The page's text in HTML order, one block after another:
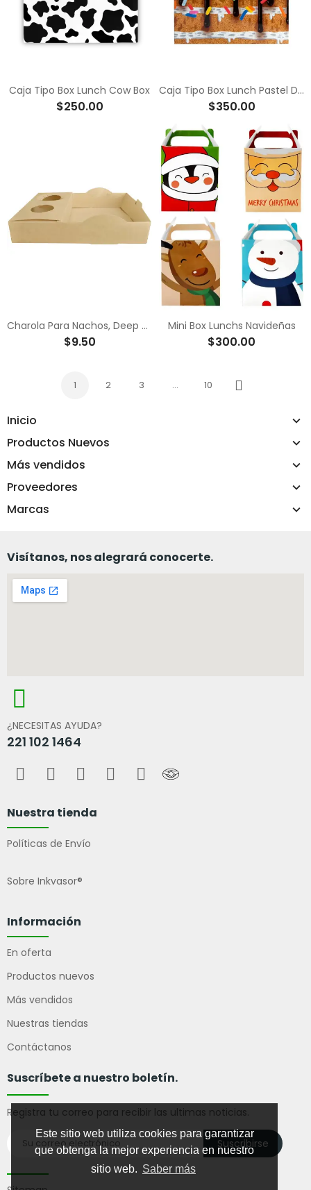
Este sitio web utiliza cookies para garantizar
que obtenga la mejor experiencia en nuestro
sitio web. Saber más
Inicio
Productos Nuevos
Más vendidos
Proveedores
Marcas
Caja Tipo Box Lunch Cow Box
$250.00
Caja Tipo Box Lunch Pastel De Fiesta
$350.00
Charola Para Nachos, Deep Y Refresco
$9.50
Mini Box Lunchs Navideñas
$300.00
1 2 3 … 10
Siguiente
Visítanos, nos alegrará conocerte.
¿NECESITAS AYUDA?
221 102 1464
Nuestra tienda
Políticas de Envío
Sobre Inkvasor®
Información
En oferta
Productos nuevos
Más vendidos
Nuestras tiendas
Contáctanos
Suscríbete a nuestro boletín.
Registra tu correo para recibir las ultimas noticias.
Suscribirse